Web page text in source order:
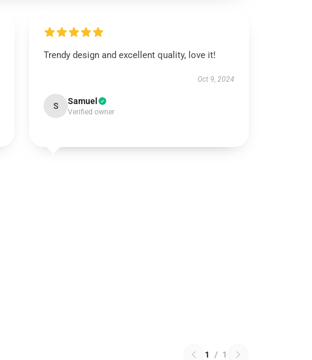
Trendy design and excellent quality, love it!
Oct 9, 2024
S Samuel
Verified owner
1 / 1